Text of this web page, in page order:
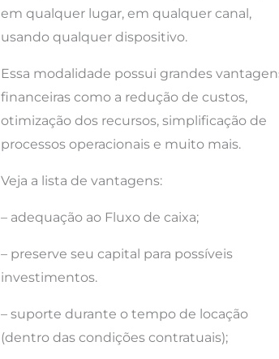
em qualquer lugar, em qualquer canal,
usando qualquer dispositivo.
Essa modalidade possui grandes
financeiras como a redução de custos,
otimização dos recursos, simplificação de
processos operacionais e muito mais.
Veja a lista de vantagens:
– adequação ao Fluxo de caixa;
– preserve seu capital para possíveis
investimentos.
– suporte durante o tempo de locação
(dentro das condições contratuais);